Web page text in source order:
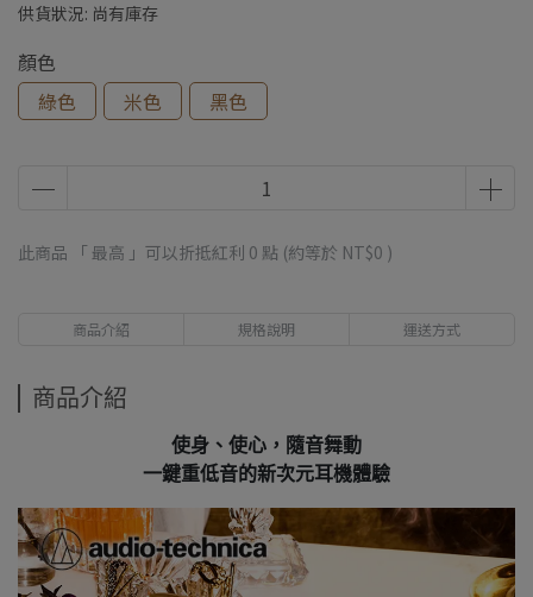
供貨狀況: 尚有庫存
顏色
綠色
米色 黑色
此商品 「 最高 」可以折抵紅利 0 點 (約等於 NT$0 )
商品介紹 規格說明 運送方式
商品介紹
使身、使心，隨音舞動
一鍵重低音的新次元耳機體驗